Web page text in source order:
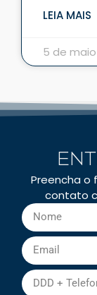
LEIA MAIS
5 de
Preencha o
contato